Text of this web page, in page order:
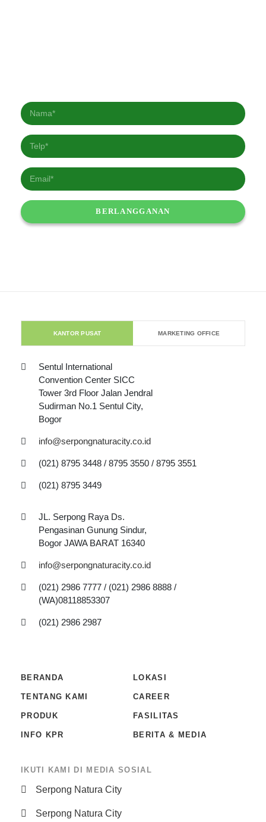
KANTOR PUSAT MARKETING OFFICE
Sentul International
Convention Center SICC
Tower 3rd Floor Jalan Jendral
Sudirman No.1 Sentul City,
Bogor
info@serpongnaturacity.co.id
(021) 8795 3448 / 8795 3550 / 8795 3551
(021) 8795 3449
JL. Serpong Raya Ds.
Pengasinan Gunung Sindur,
Bogor JAWA BARAT 16340
info@serpongnaturacity.co.id
(021) 2986 7777 / (021) 2986 8888 /
(WA)08118853307
(021) 2986 2987
BERANDA LOKASI
TENTANG KAMI CAREER
PRODUK FASILITAS
INFO KPR BERITA & MEDIA
IKUTI KAMI DI MEDIA SOSIAL
Serpong Natura City
Serpong Natura City